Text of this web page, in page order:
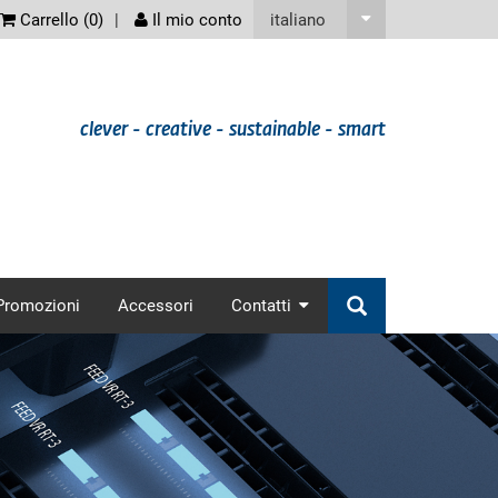
italiano
Carrello (0) Il mio conto
clever - creative - sustainable - smart
Accessori Contatti